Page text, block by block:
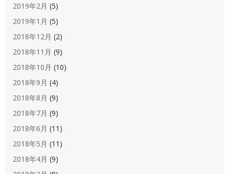
2019年2月 (5)
2019年1月 (5)
2018年12月 (2)
2018年11月 (9)
2018年10月 (10)
2018年9月 (4)
2018年8月 (9)
2018年7月 (9)
2018年6月 (11)
2018年5月 (11)
2018年4月 (9)